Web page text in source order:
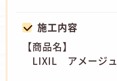
施工内容
【商品名】
LIXIL アメージュ